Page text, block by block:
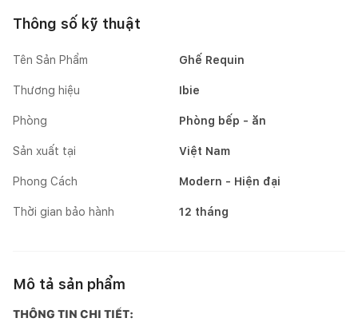
Thông số kỹ thuật
Tên Sản Phẩm Ghế Requin
Thương hiệu Ibie
Phòng Phòng bếp - ăn
Sản xuất tại Việt Nam
Phong Cách Modern - Hiện đại
Thời gian bảo hành 12 tháng
Mô tả sản phẩm
THÔNG TIN CHI TIẾT: